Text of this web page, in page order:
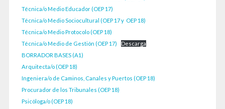
Técnica/o Medio Educador (OEP 17)
Técnica/o Medio Sociocultural (OEP 17 y OEP 18)
Técnica/o Medio Protocolo (OEP 18)
Técnica/o Medio de Gestión (OEP 17)
Descarga
BORRADOR BASES (A1)
Arquitecta/o (OEP 18)
Ingeniera/o de Caminos, Canales y Puertos (OEP 18)
Procurador de los Tribunales (OEP 18)
Psicóloga/o (OEP 18)